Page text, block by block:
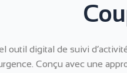
outil digital de suivi
Conçu avec une